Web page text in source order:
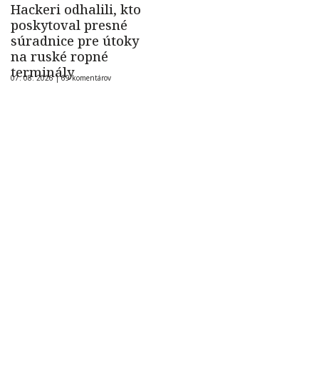
Hackeri odhalili, kto
poskytoval presné
súradnice pre útoky
na ruské ropné
terminály
07. 08. 2026 |69 komentárov